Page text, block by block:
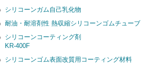
シリコーンガム自己乳化物
耐油・耐溶剤性 熱収縮シリコーンゴムチューブ
シリコーンコーティング剤
KR-400F
シリコーンゴム表面改質用コーティング材料